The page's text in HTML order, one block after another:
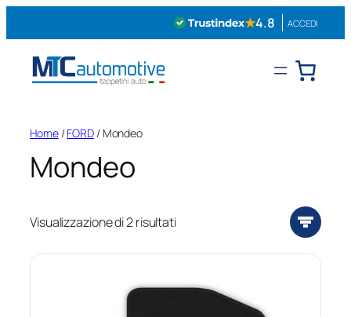
★4.8 ACCEDI
Home/FORD/ Mondeo
Mondeo
Visualizzazione di 2 risultati